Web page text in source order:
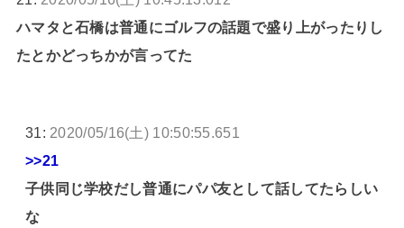
ハマタと石橋は普通にゴルフの話題で盛り上がったりし
たとかどっちかが言ってた
31: 2020/05/16(土) 10:50:55.651
>>21
子供同じ学校だし普通にパパ友として話してたらしい
な